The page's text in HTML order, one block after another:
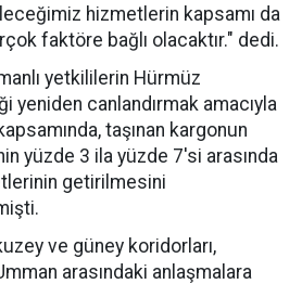
hizmetlerin kapsamı da
faktöre bağlı olacaktır." dedi.
yetkililerin Hürmüz
yeniden canlandırmak amacıyla
taşınan kargonun
yüzde 3 ila yüzde 7'si arasında
getirilmesini
ve güney koridorları,
arasındaki anlaşmalara